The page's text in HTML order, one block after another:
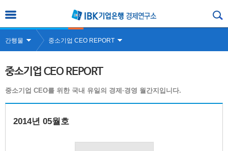
간행물 중소기업 CEO REPORT
중소기업 CEO REPORT
중소기업 CEO를 위한 국내 유일의 경제·경영 월간지입니다.
2014년 05월호